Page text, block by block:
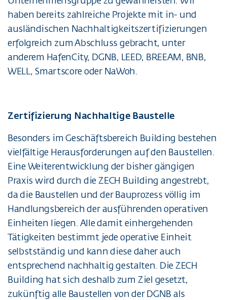
haben bereits zahlreiche Projekte mit in- und
ausländischen Nachhaltigkeitszertifizierungen
erfolgreich zum Abschluss gebracht, unter
anderem HafenCity, DGNB, LEED, BREEAM, BNB,
WELL, Smartscore oder NaWoh.
Zertifizierung Nachhaltige Baustelle
Besonders im Geschäftsbereich Building bestehen
vielfältige Herausforderungen auf den Baustellen.
Eine Weiterentwicklung der bisher gängigen
Praxis wird durch die ZECH Building angestrebt,
da die Baustellen und der Bauprozess völlig im
Handlungsbereich der ausführenden operativen
Einheiten liegen. Alle damit einhergehenden
Tätigkeiten bestimmt jede operative Einheit
selbstständig und kann diese daher auch
entsprechend nachhaltig gestalten. Die ZECH
Building hat sich deshalb zum Ziel gesetzt,
zukünftig alle Baustellen von der DGNB als